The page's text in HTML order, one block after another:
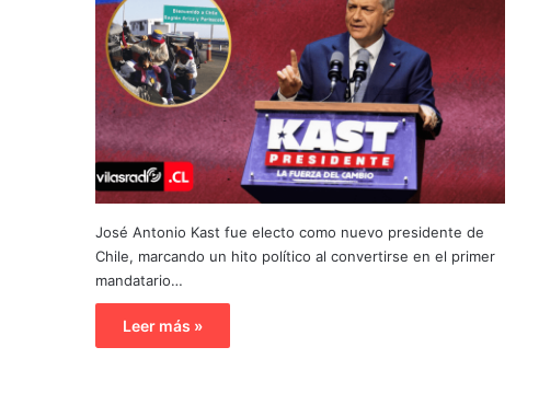
José Antonio Kast fue electo como nuevo presidente de
Chile, marcando un hito político al convertirse en el primer
mandatario…
Leer más »